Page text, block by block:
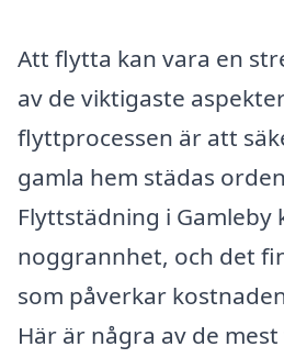
Att flytta kan vara en
av de viktigaste
flyttprocessen är att
gamla hem städas
Flyttstädning i Gamleby
noggrannhet, och det
som påverkar
Här är några av de